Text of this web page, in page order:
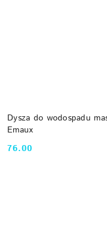
Dysza do wodospadu
Emaux
Cena:
76.00